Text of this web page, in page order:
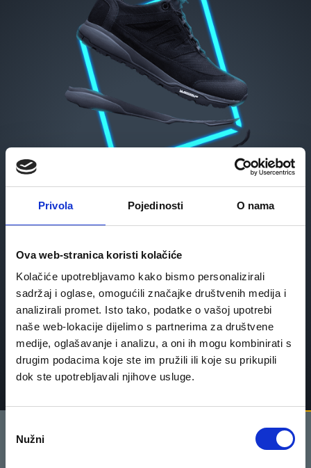
Privola Pojedinosti O nama
Ova web-stranica koristi kolačiće
Kolačiće upotrebljavamo kako bismo personalizirali
sadržaj i oglase, omogućili značajke društvenih medija i
analizirali promet. Isto tako, podatke o vašoj upotrebi
naše web-lokacije dijelimo s partnerima za društvene
medije, oglašavanje i analizu, a oni ih mogu kombinirati s
drugim podacima koje ste im pružili ili koje su prikupili
dok ste upotrebljavali njihove usluge.
Nužni
Fleksibilnost
fleksibilnost i elastičnost, čime se stopalu omogućava brzi oporavak
od kompresija i napora.
Saznaj Više